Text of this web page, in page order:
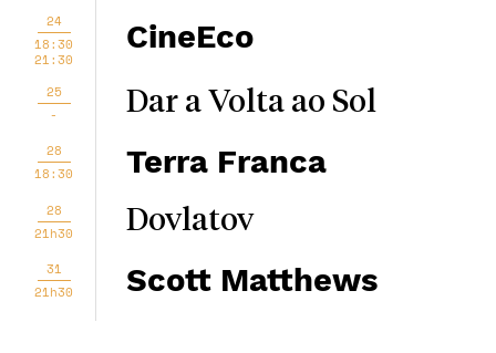
24
18:30
21:30
CineEco
25
-
Dar a Volta ao Sol
28
18:30
Terra Franca
28
21h30
Dovlatov
31
21h30
Scott Matthews